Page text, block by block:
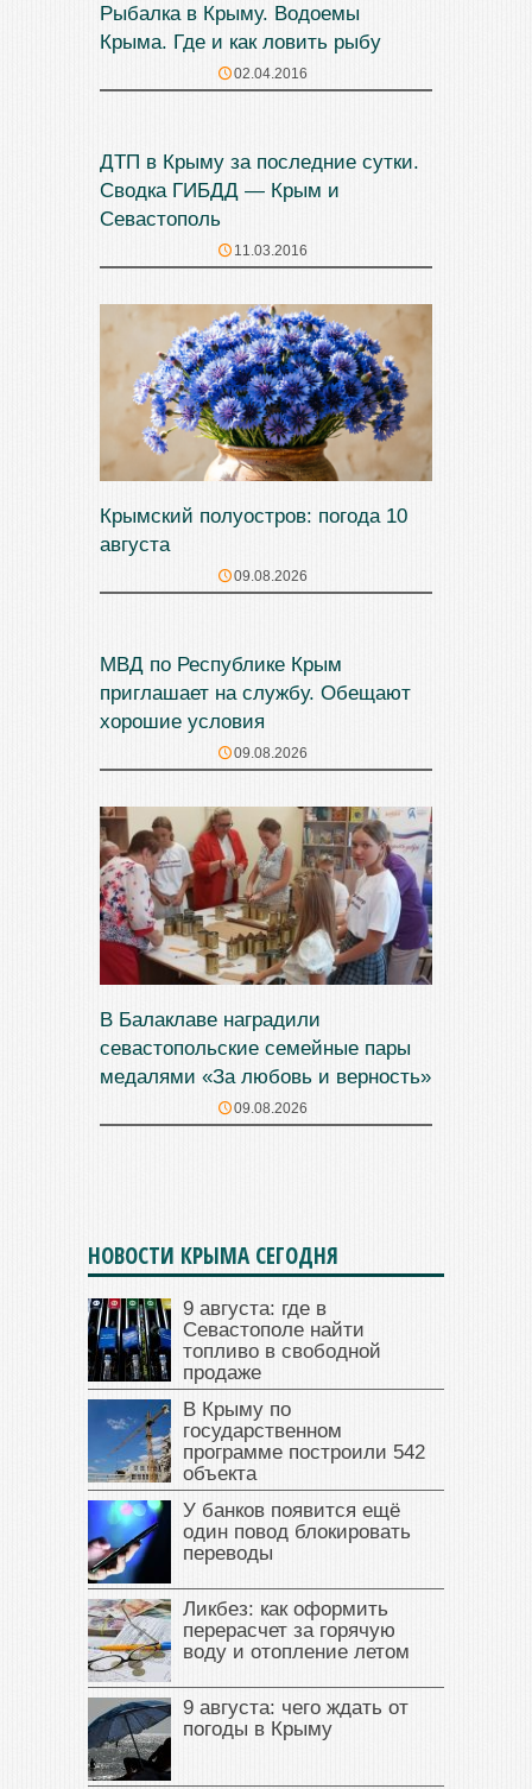
Рыбалка в Крыму. Водоемы
Крыма. Где и как ловить рыбу
02.04.2016
ДТП в Крыму за последние сутки.
Сводка ГИБДД — Крым и
Севастополь
11.03.2016
Крымский полуостров: погода 10
августа
09.08.2026
МВД по Республике Крым
приглашает на службу. Обещают
хорошие условия
09.08.2026
В Балаклаве наградили
севастопольские семейные пары
медалями «За любовь и верность»
09.08.2026
НОВОСТИ КРЫМА СЕГОДНЯ
9 августа: где в
Севастополе найти
топливо в свободной
продаже
В Крыму по
государственном
программе построили 542
объекта
У банков появится ещё
один повод блокировать
переводы
Ликбез: как оформить
перерасчет за горячую
воду и отопление летом
9 августа: чего ждать от
погоды в Крыму